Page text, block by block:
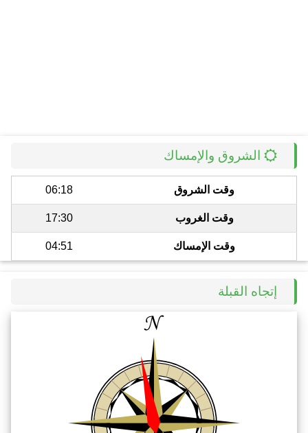
الشروق والإمساك
وقت الشروق 06:18
وقت الغروب 17:30
وقت الإمساك 04:51
إتجاه القبلة